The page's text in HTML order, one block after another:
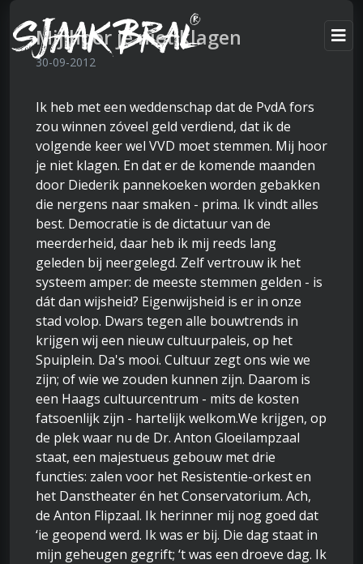
Mij hoor je niet klagen
30-09-2012
Ik heb met een weddenschap dat de PvdA fors
zou winnen zóveel geld verdiend, dat ik de
volgende keer wel VVD moet stemmen. Mij hoor
je niet klagen. En dat er de komende maanden
door Diederik pannekoeken worden gebakken
die nergens naar smaken - prima. Ik vindt alles
best. Democratie is de dictatuur van de
meerderheid, daar heb ik mij reeds lang
geleden bij neergelegd. Zelf vertrouw ik het
systeem amper: de meeste stemmen gelden - is
dát dan wijsheid? Eigenwijsheid is er in onze
stad volop. Dwars tegen alle bouwtrends in
krijgen wij een nieuw cultuurpaleis, op het
Spuiplein. Da's mooi. Cultuur zegt ons wie we
zijn; of wie we zouden kunnen zijn. Daarom is
een Haags cultuurcentrum - mits de kosten
fatsoenlijk zijn - hartelijk welkom.We krijgen, op
de plek waar nu de Dr. Anton Gloeilampzaal
staat, een majestueus gebouw met drie
functies: zalen voor het Resistentie-orkest en
het Danstheater én het Conservatorium. Ach,
de Anton Flipzaal. Ik herinner mij nog goed dat
‘ie geopend werd. Ik was er bij. Die dag staat in
mijn geheugen gegrift; ‘t was een droeve dag. Ik